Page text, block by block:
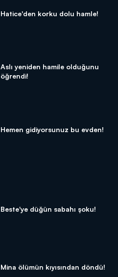
Hatice'den korku dolu hamle!
Aslı yeniden hamile olduğunu
öğrendi!
Hemen gidiyorsunuz bu evden!
Beste'ye düğün sabahı şoku!
Mina ölümün kıyısından döndü!